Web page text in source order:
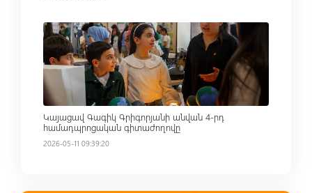
Read more
Կայացավ Գագիկ Գրիգորյանի անվան 4-րդ
համադպրոցական գիտաժողովը
2026-05-11 09:39:20